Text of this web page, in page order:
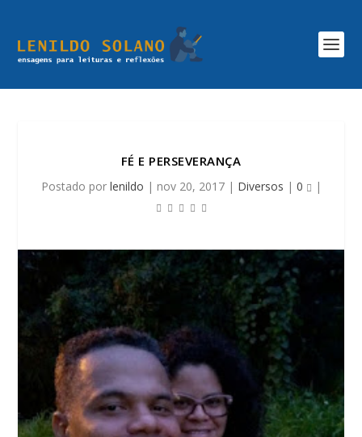
FÉ E PERSEVERANÇA
Postado por lenildo | nov 20, 2017| Diversos | 0 |